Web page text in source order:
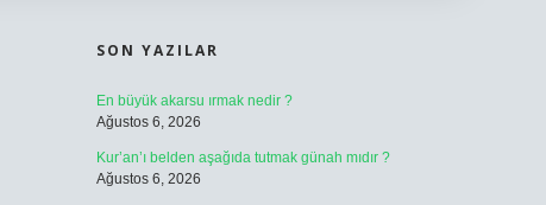
SON YAZILAR
En büyük akarsu ırmak nedir ?
Ağustos 6, 2026
Kur’an’ı belden aşağıda tutmak günah mıdır ?
Ağustos 6, 2026